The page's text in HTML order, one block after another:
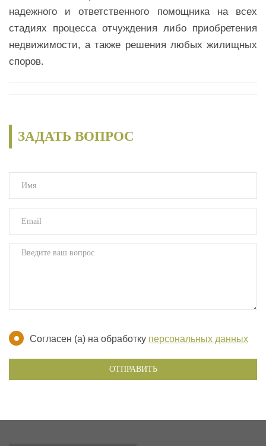
надежного и ответственного помощника на всех
стадиях процесса отчуждения либо приобретения
недвижимости, а также решения любых жилищных
споров.
ЗАДАТЬ ВОПРОС
Согласен (а) на обработку персональных данных
ОТПРАВИТЬ